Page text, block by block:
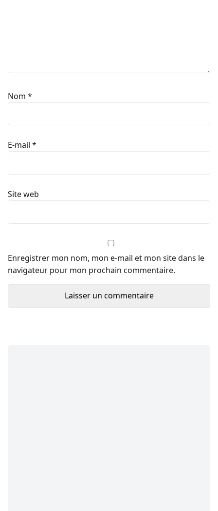
Nom *
E-mail *
Site web
Enregistrer mon nom, mon e-mail et mon site dans le
navigateur pour mon prochain commentaire.